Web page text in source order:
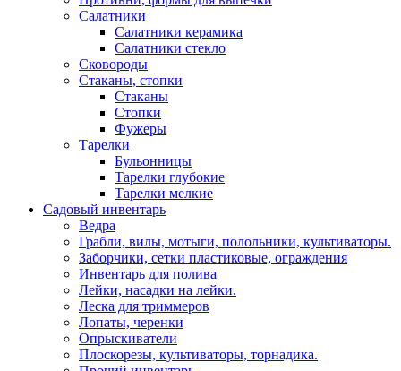
Салатники
Салатники керамика
Салатники стекло
Сковороды
Стаканы, стопки
Стаканы
Стопки
Фужеры
Тарелки
Бульонницы
Тарелки глубокие
Тарелки мелкие
Садовый инвентарь
Ведра
Грабли, вилы, мотыги, полольники, культиваторы.
Заборчики, сетки пластиковые, ограждения
Инвентарь для полива
Лейки, насадки на лейки.
Леска для триммеров
Лопаты, черенки
Опрыскиватели
Плоскорезы, культиваторы, торнадика.